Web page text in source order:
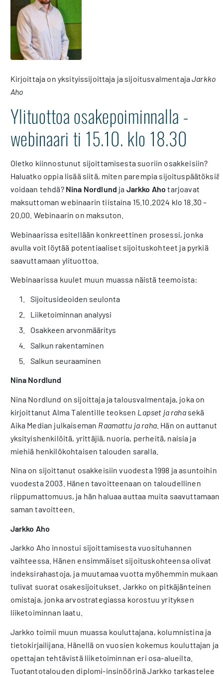
Kirjoittaja on yksityissijoittaja ja sijoitusvalmentajaJarkko
Aho
Ylituottoa osakepoiminnalla -
webinaari ti 15.10. klo 18.30
Oletko kiinnostunut sijoittamisesta suoriin osakkeisiin?
Haluatko oppia lisää siitä, miten parempia sijoituspäätöksiä
voidaan tehdä? Nina Nordlund ja Jarkko Aho tarjoavat
maksuttoman webinaarin tiistaina 15.10.2024 klo 18.30 –
20.00. Webinaarin on maksuton.
Webinaarissa esitellään konkreettinen prosessi, jonka
avulla voit löytää potentiaaliset sijoituskohteet ja pyrkiä
saavuttamaan ylituottoa.
Webinaarissa kuulet muun muassa näistä teemoista:
Sijoitusideoiden seulonta
Liiketoiminnan analyysi
Osakkeen arvonmääritys
Salkun rakentaminen
Salkun seuraaminen
Nina Nordlund
Nina Nordlund on sijoittaja ja talousvalmentaja, joka on
kirjoittanut Alma Talentille teoksen Lapset ja rahasekä
Aika Median julkaiseman Raamattu ja raha. Hän on auttanut
yksityishenkilöitä, yrittäjiä, nuoria, perheitä, naisia ja
miehiä henkilökohtaisen talouden saralla.
Nina on sijoittanut osakkeisiin vuodesta 1998 ja asuntoihin
vuodesta 2003. Hänen tavoitteenaan on taloudellinen
riippumattomuus, ja hän haluaa auttaa muita saavuttamaan
saman tavoitteen.
Jarkko Aho
Jarkko Aho innostui sijoittamisesta vuosituhannen
vaihteessa. Hänen ensimmäiset sijoituskohteensa olivat
indeksirahastoja, ja muutamaa vuotta myöhemmin mukaan
tulivat suorat osakesijoitukset. Jarkko on pitkäjänteinen
omistaja, jonka arvostrategiassa korostuu yrityksen
liiketoiminnan laatu.
Jarkko toimii muun muassa kouluttajana, kolumnistina ja
tietokirjailijana. Hänellä on vuosien kokemus kouluttajan ja
opettajan tehtävistä liiketoiminnan eri osa-alueilta.
Tuotantotalouden diplomi-insinöörinä Jarkko tarkastelee